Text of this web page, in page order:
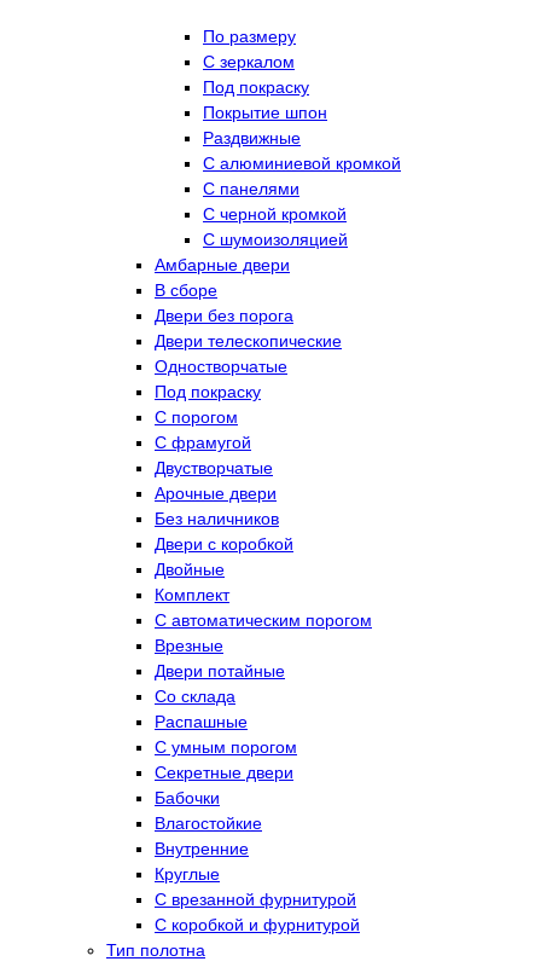
По размеру
C зеркалом
Под покраску
Покрытие шпон
Раздвижные
С алюминиевой кромкой
С панелями
С черной кромкой
С шумоизоляцией
Амбарные двери
В сборе
Двери без порога
Двери телескопические
Одностворчатые
Под покраску
С порогом
С фрамугой
Двустворчатые
Арочные двери
Без наличников
Двери с коробкой
Двойные
Комплект
С автоматическим порогом
Врезные
Двери потайные
Со склада
Распашные
С умным порогом
Секретные двери
Бабочки
Влагостойкие
Внутренние
Круглые
С врезанной фурнитурой
С коробкой и фурнитурой
Тип полотна